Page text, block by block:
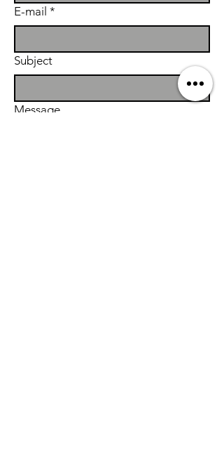
E-mail *
Subject
Message